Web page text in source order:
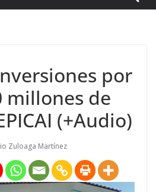
por
millones de
(+Audio)
Zuloaga Martínez